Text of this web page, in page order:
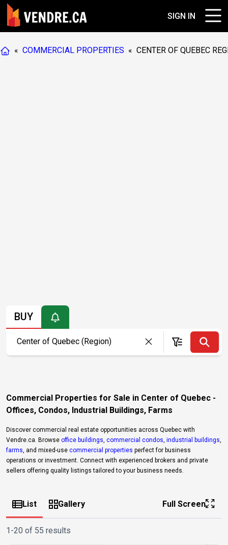
SIGN IN
« COMMERCIAL PROPERTIES « CENTER OF QUEBEC
BUY
Commercial Properties for Sale in Center of Quebec -
Offices, Condos, Industrial Buildings, Farms
Discover commercial real estate opportunities across Quebec with
Vendre.ca. Browse office buildings commercial condos industrial buildings
farms , and mixed-use commercial properties perfect for business
operations or investment. Connect with experienced brokers and private
sellers offering quality listings tailored to your business needs.
List Gallery Full Screen
1-20 of 55 results